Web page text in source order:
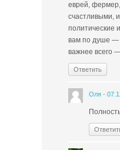
еврей,
счастливыми,
политические
вам по душе —
важнее всего
Ответить
Оля -